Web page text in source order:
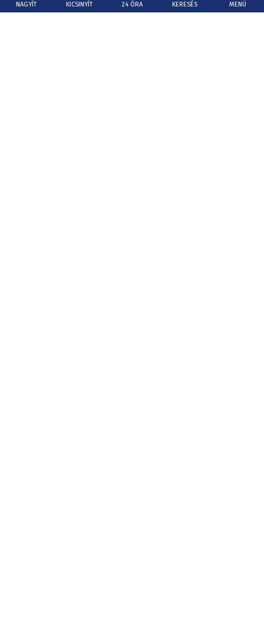
NAGYÍT KICSINYÍT 24 ÓRA KERESÉS MENÜ